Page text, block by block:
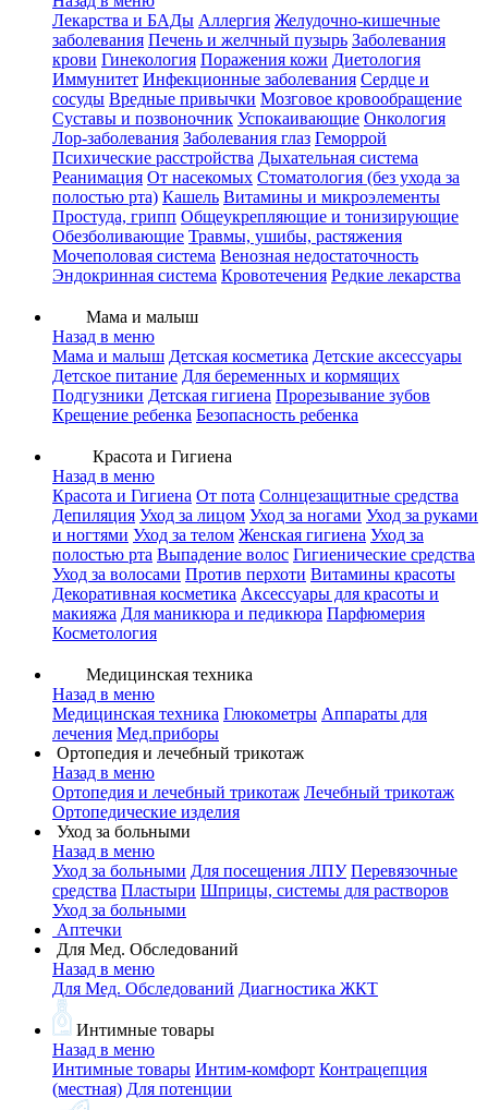
Лекарства и БАДы Аллергия Желудочно-кишечные
заболевания Печень и желчный пузырь Заболевания
крови Гинекология Поражения кожи Диетология
Иммунитет Инфекционные заболевания Сердце и
сосуды Вредные привычки Мозговое кровообращение
Суставы и позвоночник Успокаивающие Онкология
Лор-заболевания Заболевания глаз Геморрой
Психические расстройства Дыхательная система
Реанимация От насекомых Стоматология (без ухода за
полостью рта) Кашель Витамины и микроэлементы
Простуда, грипп Общеукрепляющие и тонизирующие
Обезболивающие Травмы, ушибы, растяжения
Мочеполовая система Венозная недостаточность
Эндокринная система Кровотечения Редкие лекарства
Мама и малыш
Назад в меню
Мама и малыш Детская косметика Детские аксессуары
Детское питание Для беременных и кормящих
Подгузники Детская гигиена Прорезывание зубов
Крещение ребенка Безопасность ребенка
Красота и Гигиена
Назад в меню
Красота и Гигиена От пота Солнцезащитные средства
Депиляция Уход за лицом Уход за ногами Уход за руками
и ногтями Уход за телом Женская гигиена Уход за
полостью рта Выпадение волос Гигиенические средства
Уход за волосами Против перхоти Витамины красоты
Декоративная косметика Аксессуары для красоты и
макияжа Для маникюра и педикюра Парфюмерия
Косметология
Медицинская техника
Назад в меню
Медицинская техника Глюкометры Аппараты для
лечения Мед.приборы
Ортопедия и лечебный трикотаж
Назад в меню
Ортопедия и лечебный трикотаж Лечебный трикотаж
Ортопедические изделия
Уход за больными
Назад в меню
Уход за больными Для посещения ЛПУ Перевязочные
средства Пластыри Шприцы, системы для растворов
Уход за больными
Аптечки
Для Мед. Обследований
Назад в меню
Для Мед. Обследований Диагностика ЖКТ
Интимные товары
Назад в меню
Интимные товары Интим-комфорт Контрацепция
(местная) Для потенции